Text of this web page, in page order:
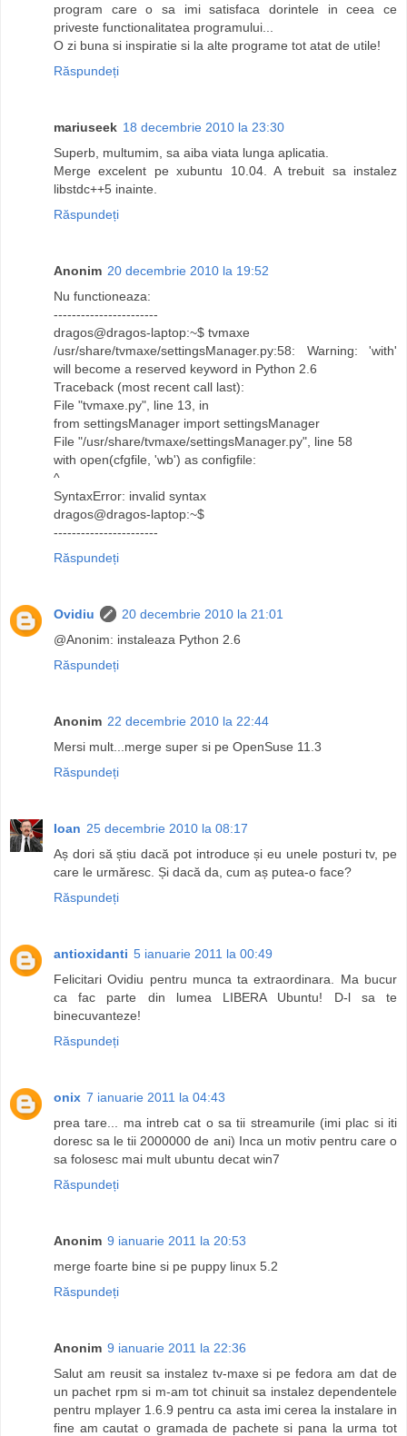
program care o sa imi satisfaca dorintele in ceea ce
priveste functionalitatea programului...
O zi buna si inspiratie si la alte programe tot atat de utile!
Răspundeți
mariuseek 18 decembrie 2010 la 23:30
Superb, multumim, sa aiba viata lunga aplicatia.
Merge excelent pe xubuntu 10.04. A trebuit sa instalez
libstdc++5 inainte.
Răspundeți
Anonim 20 decembrie 2010 la 19:52
Nu functioneaza:
-----------------------
dragos@dragos-laptop:~$ tvmaxe
/usr/share/tvmaxe/settingsManager.py:58: Warning: 'with'
will become a reserved keyword in Python 2.6
Traceback (most recent call last):
File "tvmaxe.py", line 13, in
from settingsManager import settingsManager
File "/usr/share/tvmaxe/settingsManager.py", line 58
with open(cfgfile, 'wb') as configfile:
^
SyntaxError: invalid syntax
dragos@dragos-laptop:~$
-----------------------
Răspundeți
Ovidiu
20 decembrie 2010 la 21:01
@Anonim: instaleaza Python 2.6
Răspundeți
Anonim 22 decembrie 2010 la 22:44
Mersi mult...merge super si pe OpenSuse 11.3
Răspundeți
Ioan 25 decembrie 2010 la 08:17
Aș dori să știu dacă pot introduce și eu unele posturi tv, pe
care le urmăresc. Și dacă da, cum aș putea-o face?
Răspundeți
antioxidanti 5 ianuarie 2011 la 00:49
Felicitari Ovidiu pentru munca ta extraordinara. Ma bucur
ca fac parte din lumea LIBERA Ubuntu! D-l sa te
binecuvanteze!
Răspundeți
onix 7 ianuarie 2011 la 04:43
prea tare... ma intreb cat o sa tii streamurile (imi plac si iti
doresc sa le tii 2000000 de ani) Inca un motiv pentru care o
sa folosesc mai mult ubuntu decat win7
Răspundeți
Anonim 9 ianuarie 2011 la 20:53
merge foarte bine si pe puppy linux 5.2
Răspundeți
Anonim 9 ianuarie 2011 la 22:36
Salut am reusit sa instalez tv-maxe si pe fedora am dat de
un pachet rpm si m-am tot chinuit sa instalez dependentele
pentru mplayer 1.6.9 pentru ca asta imi cerea la instalare in
fine am cautat o gramada de pachete si pana la urma tot